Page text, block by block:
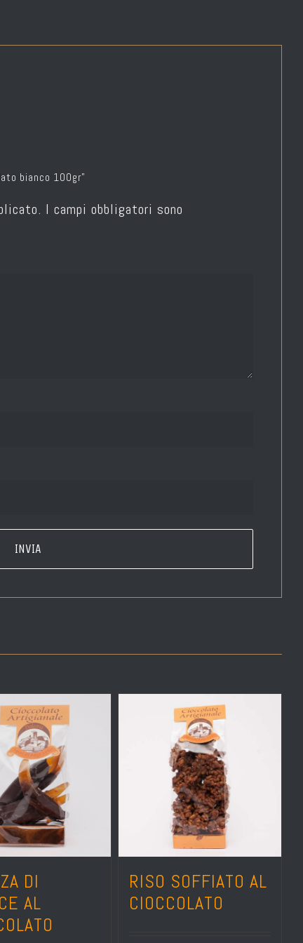
bianco 100gr”
I campi obbligatori sono
DI
AL
RISO SOFFIATO AL
CIOCCOLATO